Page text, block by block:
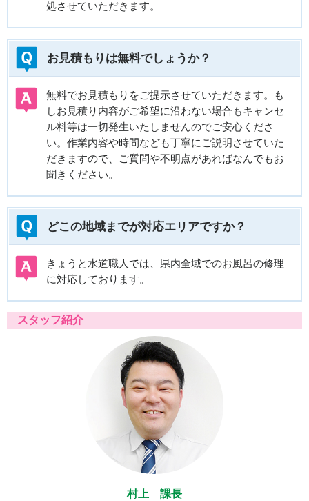
処させていただきます。
お見積もりは無料でしょうか？
無料でお見積もりをご提示させていただきます。も
しお見積り内容がご希望に沿わない場合もキャンセ
ル料等は一切発生いたしませんのでご安心くださ
い。作業内容や時間なども丁寧にご説明させていた
だきますので、ご質問や不明点があればなんでもお
聞きください。
どこの地域までが対応エリアですか？
きょうと水道職人では、県内全域でのお風呂の修理
に対応しております。
スタッフ紹介
村上 課長